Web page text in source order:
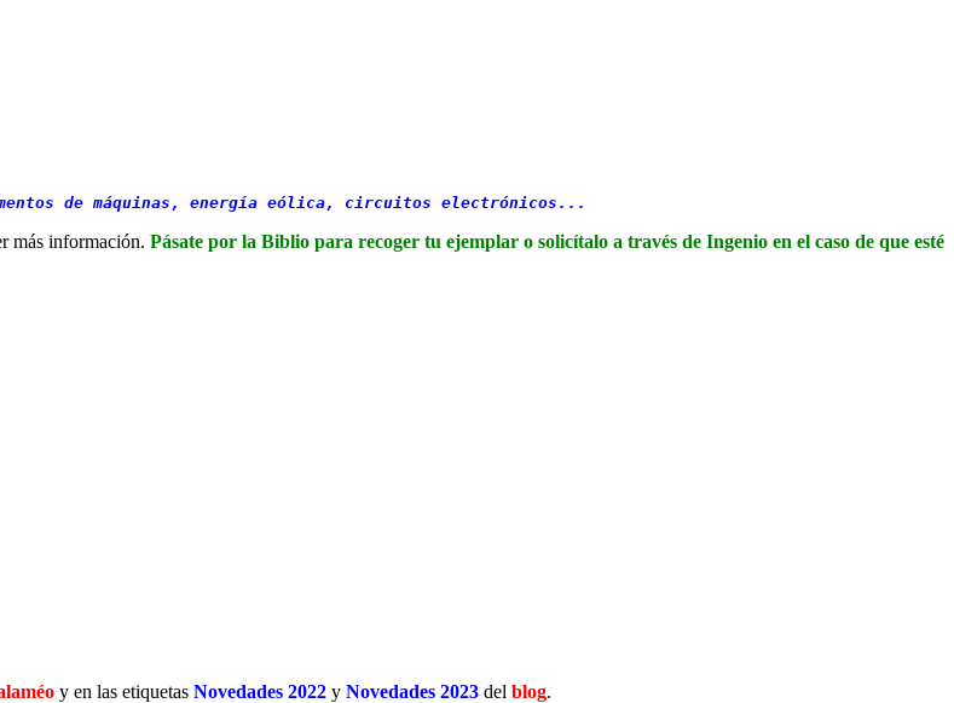
de máquinas, energía eólica, circuitos electrónicos...
más información. Pásate por la Biblio para recoger tu ejemplar o solicítalo a través de Ingenio en el caso de que esté
y en las etiquetas Novedades 2022 y Novedades 2023 del blog.